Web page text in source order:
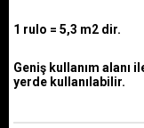
1 rulo = 5,3 m2 dir.
Geniş kullanım alanı
yerde kullanılabilir.